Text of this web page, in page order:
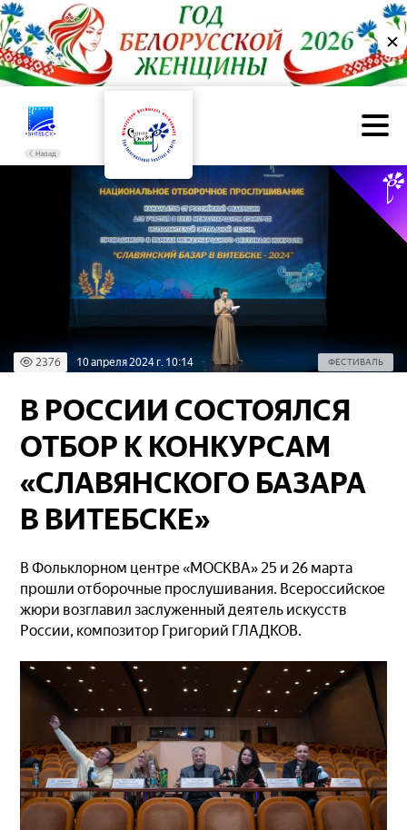
✕
Назад
2376 10 апреля 2024 г. 10:14 ФЕСТИВАЛЬ
В РОССИИ СОСТОЯЛСЯ
ОТБОР К КОНКУРСАМ
«СЛАВЯНСКОГО БАЗАРА
В ВИТЕБСКЕ»
В Фольклорном центре «МОСКВА» 25 и 26 марта
прошли отборочные прослушивания. Всероссийское
жюри возглавил заслуженный деятель искусств
России, композитор Григорий ГЛАДКОВ.